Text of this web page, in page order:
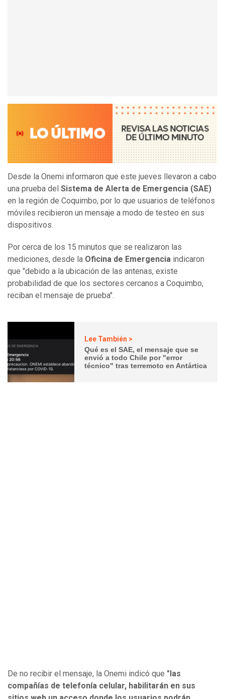
Desde la Onemi informaron que este jueves llevaron a cabo
una prueba del Sistema de Alerta de Emergencia (SAE)
en la región de Coquimbo, por lo que usuarios de teléfonos
móviles recibieron un mensaje a modo de testeo en sus
dispositivos.
Por cerca de los 15 minutos que se realizaron las
mediciones, desde la Oficina de Emergencia indicaron
que "debido a la ubicación de las antenas, existe
probabilidad de que los sectores cercanos a Coquimbo,
reciban el mensaje de prueba".
Lee También >
Qué es el SAE, el mensaje que se
envió a todo Chile por "error
técnico" tras terremoto en Antártica
De no recibir el mensaje, la Onemi indicó que "las
compañías de telefonía celular, habilitarán en sus